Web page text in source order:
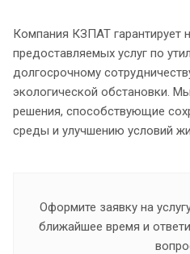
Компания КЗПАТ гарантирует
предоставляемых услуг по
долгосрочному
экологической обстановки.
решения, способствующие
среды и улучшению условий
Оформите заявку на
ближайшее время и